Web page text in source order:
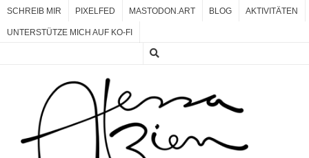
SCHREIB MIR PIXELFED MASTODON.ART BLOG AKTIVITÄTEN
UNTERSTÜTZE MICH AUF KO-FI